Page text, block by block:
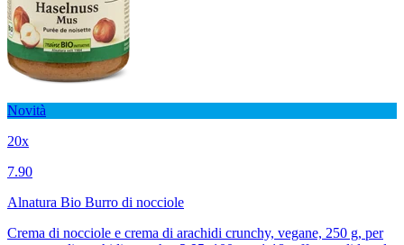
Novità
20x
7.90
Alnatura Bio Burro di nocciole
Crema di nocciole e crema di arachidi crunchy, vegane, 250 g, per